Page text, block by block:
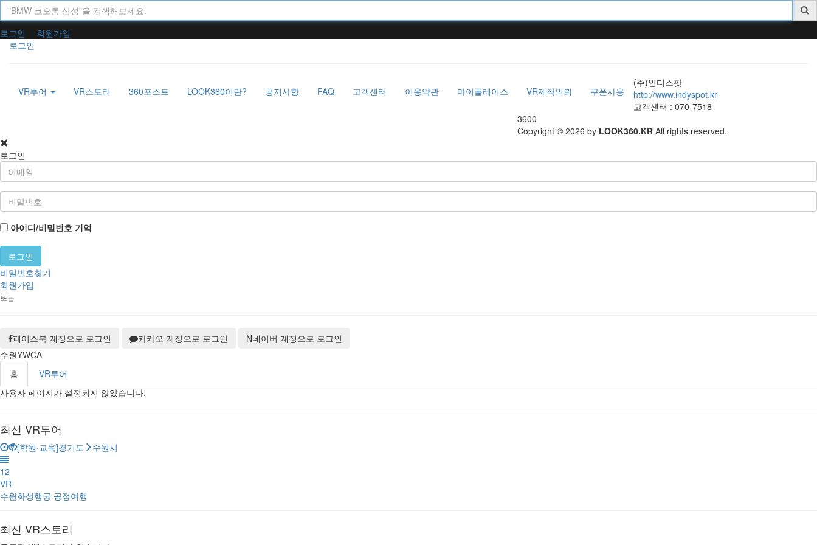
로그인
회원가입
로그인
VR투어 VR스토리 360포스트 LOOK360이란? 공지사항 FAQ 고객센터 이용약관 마이플레이스 VR제작의뢰 쿠폰사용
(주)인디스팟
http://www.indyspot.kr
고객센터 : 070-7518-
3600
Copyright © 2026 by LOOK360.KR All rights reserved.
로그인
아이디/비밀번호 기억
비밀번호찾기
회원가입
또는
페이스북 계정으로 로그인 카카오 계정으로 로그인 N네이버 계정으로 로그인
수원YWCA
홈
VR투어
사용자 페이지가 설정되지 않았습니다.
최신 VR투어
[학원·교육]경기도
수원시
12
VR
수원화성행궁 공정여행
최신 VR스토리